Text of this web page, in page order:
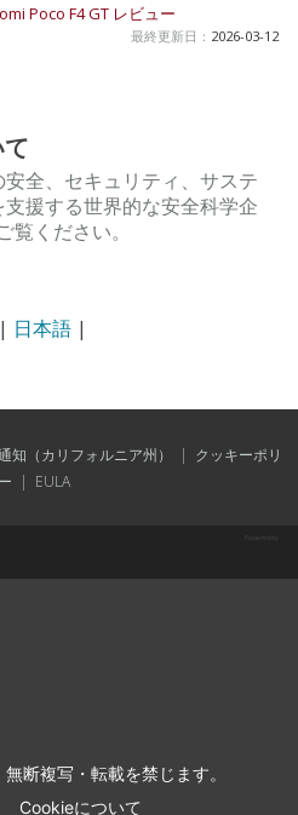
Poco F4 GT レビュー
最終更新日： 2026-03-12
全、セキュリティ、サステ
援する世界的な安全科学企
ください。
| 日本語 |
知（カリフォルニア州） | クッキーポリ
| EULA
断複写・転載を禁じます。
Cookieについて